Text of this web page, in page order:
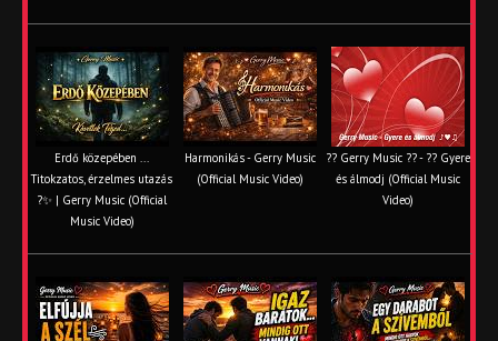
Erdő közepében ...
Titokzatos, érzelmes utazás
?✨ | Gerry Music (Official
Music Video)
Harmonikás - Gerry Music
(Official Music Video)
?? Gerry Music ?? - ?? Gyere
és álmodj (Official Music
Video)